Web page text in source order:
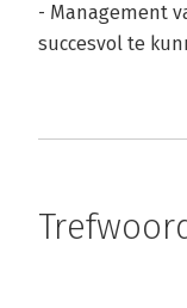
- Management
succesvol te